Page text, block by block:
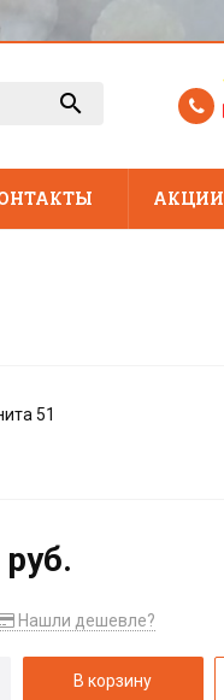
АКЦИИ
51
Нашли дешевле?
В корзину